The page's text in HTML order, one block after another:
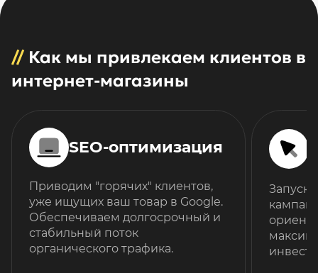
// Как мы привлекаем клиентов в
интернет-магазины
SEO-оптимизация
Приводим "горячих" клиентов,
уже ищущих ваш товар в Google.
Обеспечиваем долгосрочный и
стабильный поток
органического трафика.